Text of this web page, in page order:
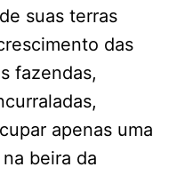
suas terras
das
fazendas,
apenas uma
beira da